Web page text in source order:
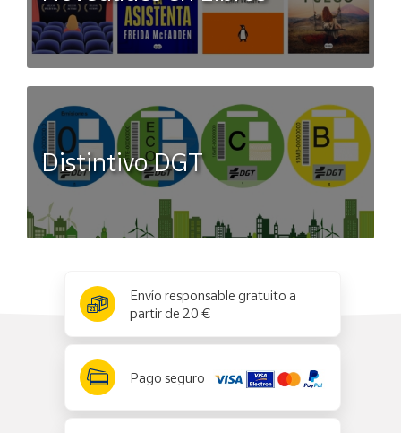
Distintivo DGT
Envío responsable gratuito a
partir de 20 €
Pago seguro